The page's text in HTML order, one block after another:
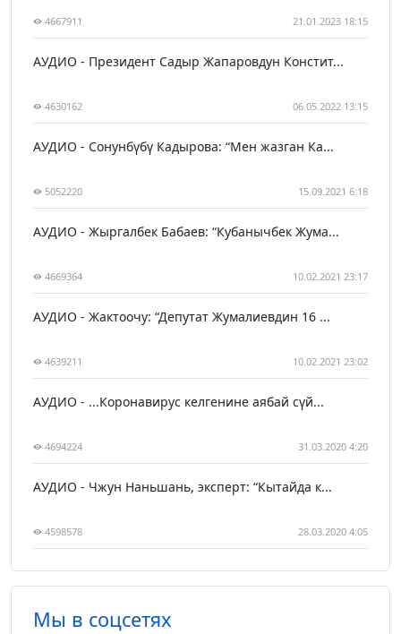
4667911 21.01.2023 18:15
АУДИО - Президент Садыр Жапаровдун Констит...
4630162 06.05.2022 13:15
АУДИО - Сонунбүбү Кадырова: “Мен жазган Ка...
5052220 15.09.2021 6:18
АУДИО - Жыргалбек Бабаев: “Кубанычбек Жума...
4669364 10.02.2021 23:17
АУДИО - Жактоочу: “Депутат Жумалиевдин 16 ...
4639211 10.02.2021 23:02
АУДИО - ...Коронавирус келгенине аябай сүй...
4694224 31.03.2020 4:20
АУДИО - Чжун Наньшань, эксперт: “Кытайда к...
4598578 28.03.2020 4:05
Мы в соцсетях